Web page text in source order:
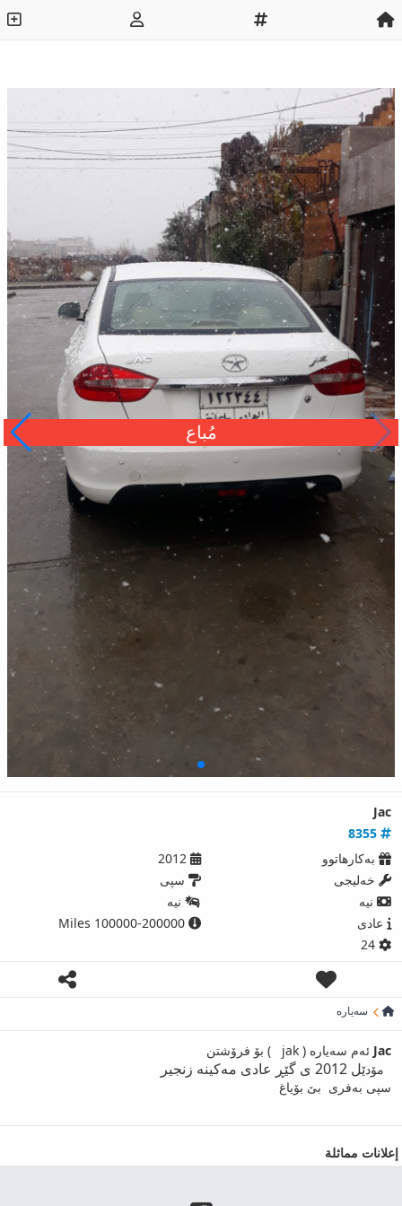
مُباع
Jac
بەکارھاتوو
خەلیجی
سپی
نیه‌
نیه‌
عادى
سەیارە
Jac ئەم سەیارە ( jak ) بۆ فرۆشتن
مۆدێل 2012 ی گێڕ عادی مەکینە زنجیر
سپی بەفری بێ بۆیاغ
إعلانات مماثلة